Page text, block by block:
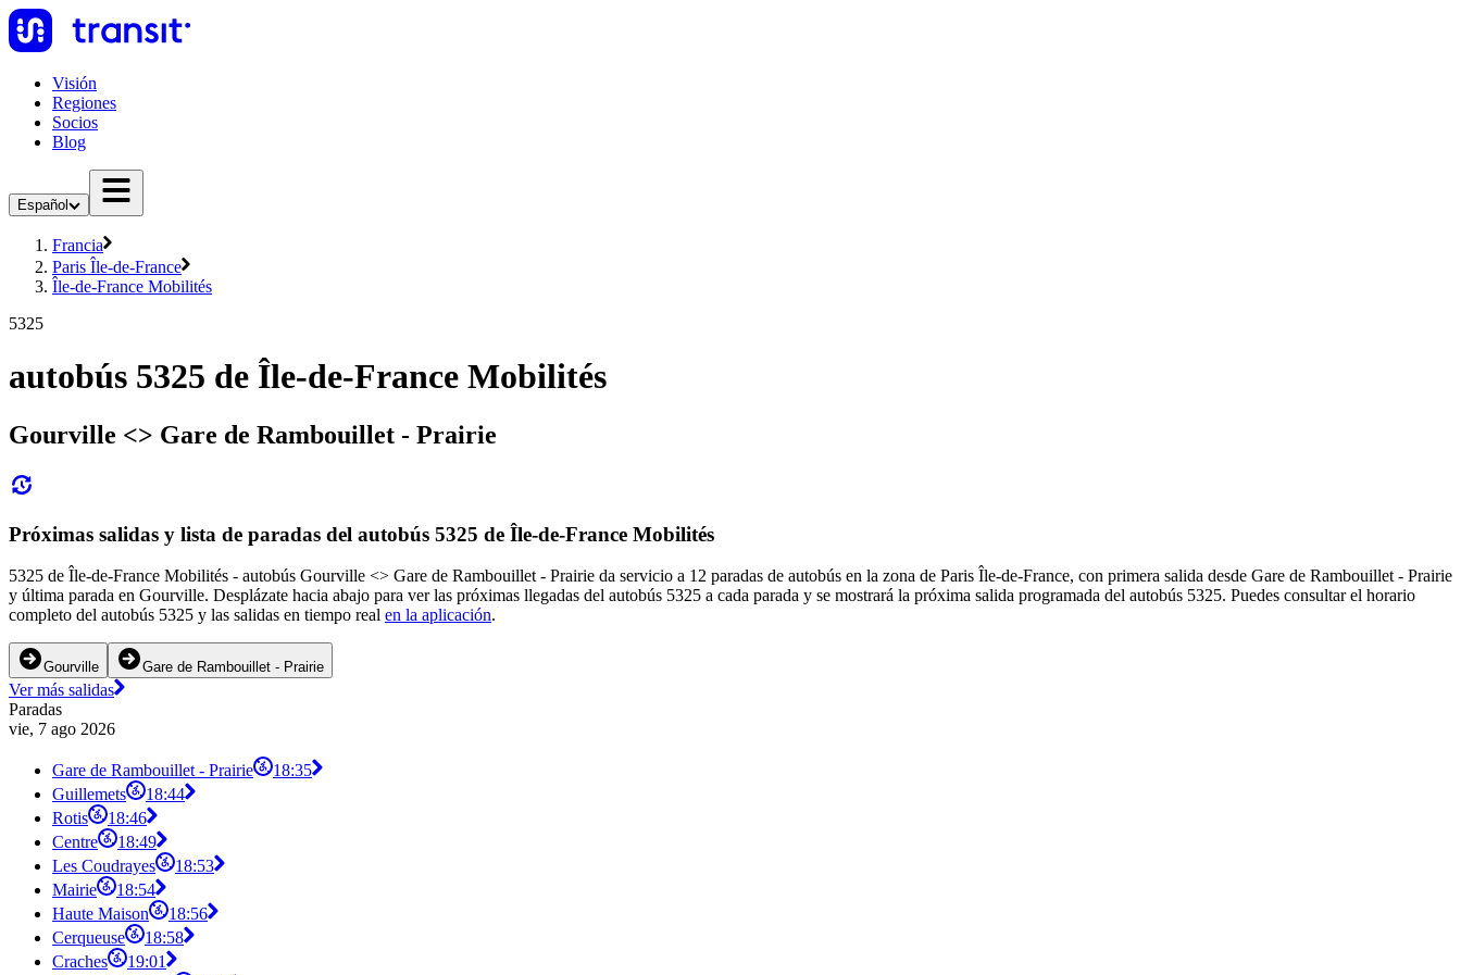
Visión
Regiones
Socios
Blog
Español
Francia
Paris Île-de-France
Île-de-France Mobilités
5325
autobús 5325 de Île-de-France Mobilités
Gourville <> Gare de Rambouillet - Prairie
Próximas salidas y lista de paradas del autobús 5325 de Île-de-France Mobilités
5325 de Île-de-France Mobilités - autobús Gourville <> Gare de Rambouillet - Prairie da servicio a 12 paradas de autobús en la zona de Paris Île-de-France, con primera salida desde Gare de Rambouillet - Prairie
y última parada en Gourville. Desplázate hacia abajo para ver las próximas llegadas del autobús 5325 a cada parada y se mostrará la próxima salida programada del autobús 5325. Puedes consultar el horario
completo del autobús 5325 y las salidas en tiempo real en la aplicación.
Gourville Gare de Rambouillet - Prairie
Ver más salidas
Paradas
vie, 7 ago 2026
Gare de Rambouillet - Prairie
18:35
Guillemets
18:44
Rotis
18:46
Centre
18:49
Les Coudrayes
18:53
Mairie
18:54
Haute Maison
18:56
Cerqueuse
18:58
Craches
19:01